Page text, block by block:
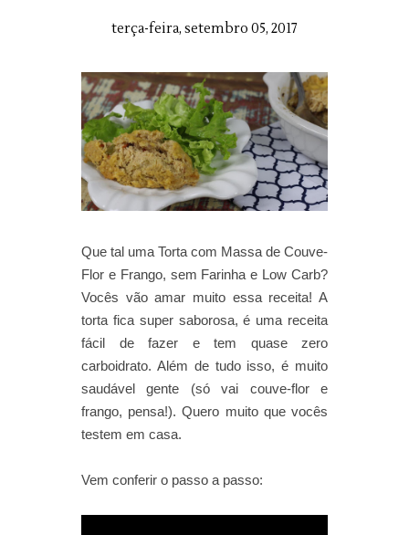
terça-feira, setembro 05, 2017
Que tal uma Torta com Massa de Couve-
Flor e Frango, sem Farinha e Low Carb?
Vocês vão amar muito essa receita! A
torta fica super saborosa, é uma receita
fácil de fazer e tem quase zero
carboidrato. Além de tudo isso, é muito
saudável gente (só vai couve-flor e
frango, pensa!). Quero muito que vocês
testem em casa.
Vem conferir o passo a passo: